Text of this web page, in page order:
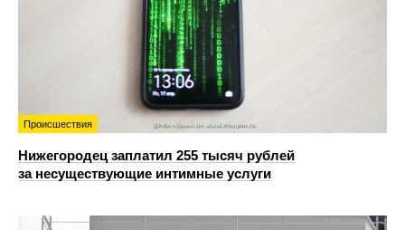
Происшествия
Нижегородец заплатил 255 тысяч рублей
за несуществующие интимные услуги